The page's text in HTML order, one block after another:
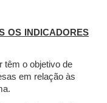
OS INDICADORES
têm o objetivo de
em relação às